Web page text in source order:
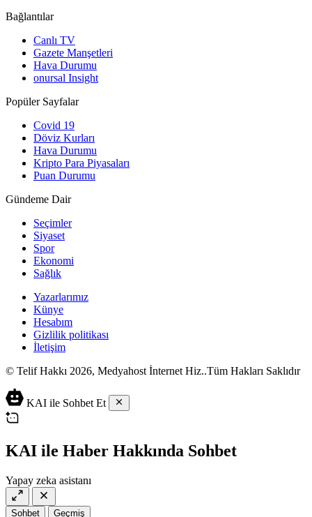
Bağlantılar
Canlı TV
Gazete Manşetleri
Hava Durumu
onursal Insight
Popüler Sayfalar
Covid 19
Döviz Kurları
Hava Durumu
Kripto Para Piyasaları
Puan Durumu
Gündeme Dair
Seçimler
Siyaset
Spor
Ekonomi
Sağlık
Yazarlarımız
Künye
Hesabım
Gizlilik politikası
İletişim
© Telif Hakkı 2026, Medyahost İnternet Hiz..Tüm Hakları Saklıdır
casino
siteleri
casino
2023
lordcasino
canlı
casino
siteleri
iyi
casino
vdcasino
vdcasino
giriş
ev
yapımı
salça
KAI ile Sohbet Et
KAI ile Haber Hakkında Sohbet
Yapay zeka asistanı
Sohbet Geçmiş